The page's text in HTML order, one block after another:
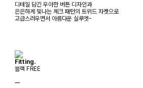
디테일 담긴 우아한 버튼 디자인과
은은하게 빛나는 체크 패턴의 트위드 자켓으로
고급스러우면서 아름다운 실루엣-
Fitting.
블랙 FREE
ㅡ